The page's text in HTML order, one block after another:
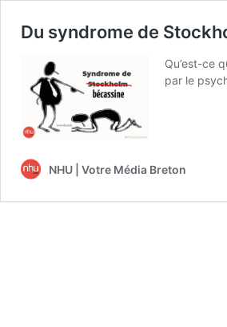
Du syndrome de
Qu’est-ce
par le
NHU | Votre Média Breton